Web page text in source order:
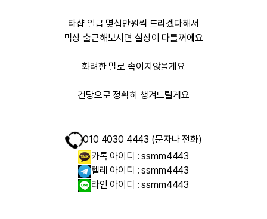
타샵 일급 몇십만원씩 드리겠다해서
막상 출근해보시면 실상이 다를꺼에요
화려한 말로 속이지않을게요
건당으로 정확히 챙겨드릴게요
010 4030 4443 (문자나 전화)
카톡 아이디 : ssmm4443
텔레 아이디 : ssmm4443
라인 아이디 : ssmm4443